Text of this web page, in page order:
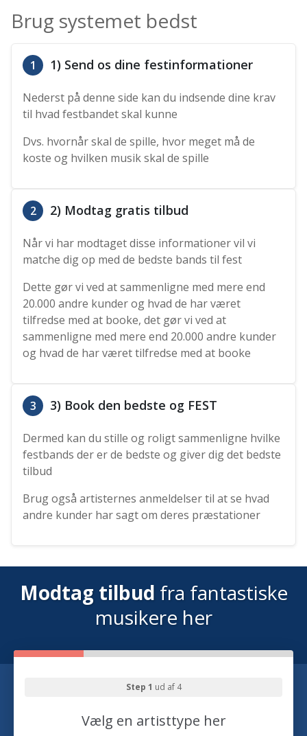
Brug systemet bedst
1 1) Send os dine festinformationer
Nederst på denne side kan du indsende dine krav
til hvad festbandet skal kunne
Dvs. hvornår skal de spille, hvor meget må de
koste og hvilken musik skal de spille
2 2) Modtag gratis tilbud
Når vi har modtaget disse informationer vil vi
matche dig op med de bedste bands til fest
Dette gør vi ved at sammenligne med mere end
20.000 andre kunder og hvad de har været
tilfredse med at booke, det gør vi ved at
sammenligne med mere end 20.000 andre kunder
og hvad de har været tilfredse med at booke
3 3) Book den bedste og FEST
Dermed kan du stille og roligt sammenligne hvilke
festbands der er de bedste og giver dig det bedste
tilbud
Brug også artisternes anmeldelser til at se hvad
andre kunder har sagt om deres præstationer
Modtag tilbud fra fantastiske
musikere her
Step 1 ud af 4
Vælg en artisttype her